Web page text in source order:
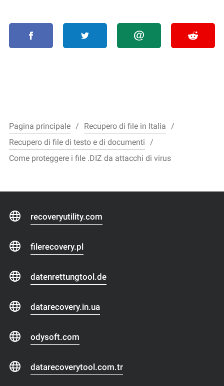
Pagina principale
Recupero di file in Italia
Recupero di file di testo e di documenti
Come proteggere i file .DIZ da attacchi di virus
recoveryutility.com
filerecovery.pl
datenrettungtool.de
datarecovery.in.ua
odysoft.com
datarecoverytool.com.tr